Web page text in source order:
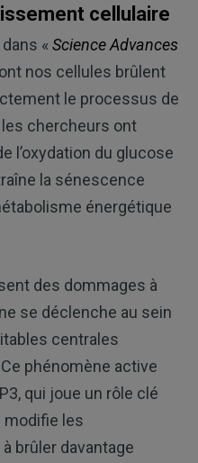
cellulaire
«Science Advances
nos cellules brûlent
le processus de
chercheurs ont
l’oxydation du glucose
la sénescence
énergétique
des dommages à
se déclenche au sein
centrales
phénomène active
qui joue un rôle clé
modifie les
brûler davantage